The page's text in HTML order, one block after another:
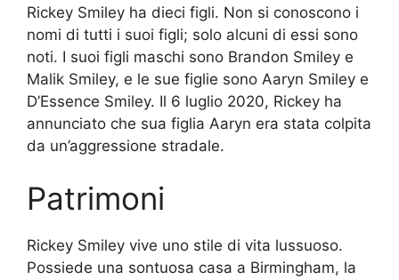
Rickey Smiley ha dieci figli. Non si conoscono i
nomi di tutti i suoi figli; solo alcuni di essi sono
noti. I suoi figli maschi sono Brandon Smiley e
Malik Smiley, e le sue figlie sono Aaryn Smiley e
D’Essence Smiley. Il 6 luglio 2020, Rickey ha
annunciato che sua figlia Aaryn era stata colpita
da un’aggressione stradale.
Patrimoni
Rickey Smiley vive uno stile di vita lussuoso.
Possiede una sontuosa casa a Birmingham, la